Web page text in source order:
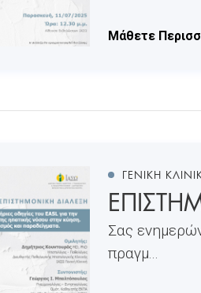
Μάθετε
ΓΕΝΙΚΗ
Σας
πραγμ...